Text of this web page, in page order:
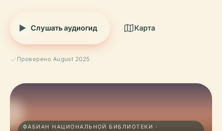
Слушать аудиогид Карта
Проверено August 2025
ФАБИАН НАЦИОНАЛЬНОЙ БИБЛИОТЕКИ ·